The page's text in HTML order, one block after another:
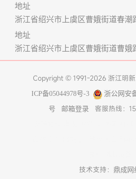
地址
浙江省绍兴市上虞区曹娥街道春潮
地址
浙江省绍兴市上虞区曹娥街道曹娥
Copyright © 1991-2026 浙江明
ICP备05044978号-3 浙公网安
号 邮箱登录
客服热线：
技术支持： 鼎成网